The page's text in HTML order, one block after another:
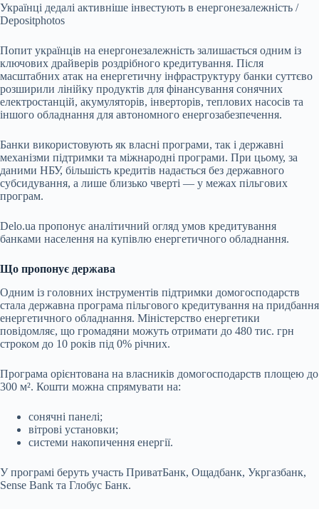
Українці дедалі активніше інвестують в енергонезалежність /
Depositphotos
Попит українців на енергонезалежність залишається одним із
ключових драйверів роздрібного кредитування. Після
масштабних атак на енергетичну інфраструктуру банки суттєво
розширили лінійку продуктів для фінансування сонячних
електростанцій, акумуляторів, інверторів, теплових насосів та
іншого обладнання для автономного енергозабезпечення.
Банки використовують як власні програми, так і державні
механізми підтримки та міжнародні програми. При цьому, за
даними НБУ, більшість кредитів надається без державного
субсидування, а лише близько чверті — у межах пільгових
програм.
Delo.ua пропонує аналітичний огляд умов кредитування
банками населення на купівлю енергетичного обладнання.
Що пропонує держава
Одним із головних інструментів підтримки домогосподарств
стала державна програма пільгового кредитування на придбання
енергетичного обладнання. Міністерство енергетики
повідомляє, що громадяни можуть отримати до 480 тис. грн
строком до 10 років під 0% річних.
Програма орієнтована на власників домогосподарств площею до
300 м². Кошти можна спрямувати на:
сонячні панелі;
вітрові установки;
системи накопичення енергії.
У програмі беруть участь ПриватБанк, Ощадбанк, Укргазбанк,
Sense Bank та Глобус Банк.